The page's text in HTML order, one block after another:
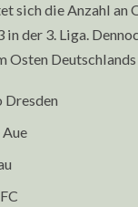
sich die Anzahl an
der 3. Liga.
Osten
Dresden